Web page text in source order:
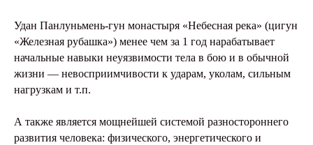
Удан Панлуньмень-гун монастыря «Небесная река» (цигун
«Железная рубашка») менее чем за 1 год нарабатывает
начальные навыки неуязвимости тела в бою и в обычной
жизни — невосприимчивости к ударам, уколам, сильным
нагрузкам и т.п.
А также является мощнейшей системой разностороннего
развития человека: физического, энергетического и